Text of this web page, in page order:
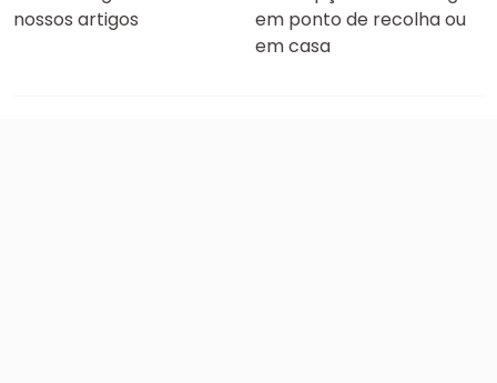
nossos artigos
em ponto de recolha ou
em casa